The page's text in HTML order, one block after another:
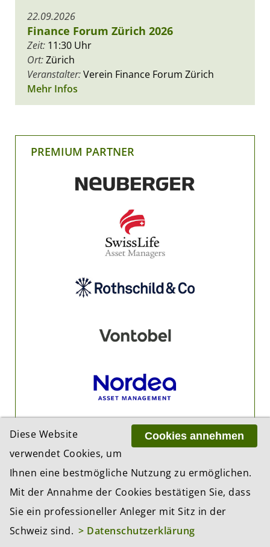
22.09.2026
Finance Forum Zürich 2026
Zeit: 11:30 Uhr
Ort:Zürich
Veranstalter:Verein Finance Forum Zürich
Mehr Infos
PREMIUM PARTNER
PARTNER
Cookies annehmen
Diese Website
verwendet Cookies, um
Ihnen eine bestmögliche Nutzung zu ermöglichen.
Mit der Annahme der Cookies bestätigen Sie, dass
Sie ein professioneller Anleger mit Sitz in der
Schweiz sind. > Datenschutzerklärung